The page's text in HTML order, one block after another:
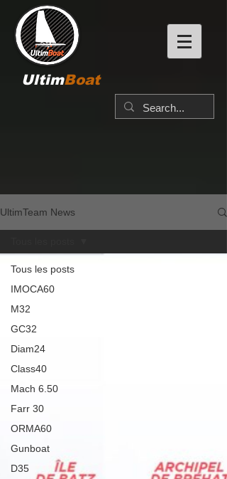
UltimBoat
UltimTeam News
Tous les posts
IMOCA60
M32
GC32
Diam24
Class40
Mach 6.50
Farr 30
ORMA60
Gunboat
D35